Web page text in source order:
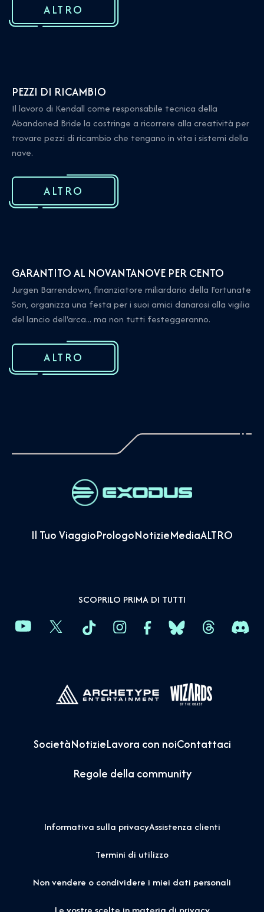
ALTRO
PEZZI DI RICAMBIO
Il lavoro di Kendall come responsabile tecnica della
Abandoned Bride la costringe a ricorrere alla creatività per
trovare pezzi di ricambio che tengano in vita i sistemi della
nave.
ALTRO
GARANTITO AL NOVANTANOVE PER CENTO
Jurgen Barrendown, finanziatore miliardario della Fortunate
Son, organizza una festa per i suoi amici danarosi alla vigilia
del lancio dell'arca... ma non tutti festeggeranno.
ALTRO
Il Tuo ViaggioPrologoNotizieMediaALTRO
SCOPRILO PRIMA DI TUTTI
SocietàNotizieLavora con noiContattaci
Regole della community
Informativa sulla privacyAssistenza clienti
Termini di utilizzo
Non vendere o condividere i miei dati personali